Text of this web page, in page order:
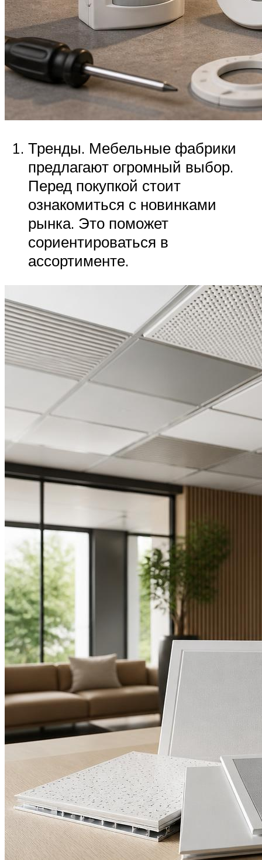
Тренды. Мебельные фабрики
предлагают огромный выбор.
Перед покупкой стоит
ознакомиться с новинками
рынка. Это поможет
сориентироваться в
ассортименте.